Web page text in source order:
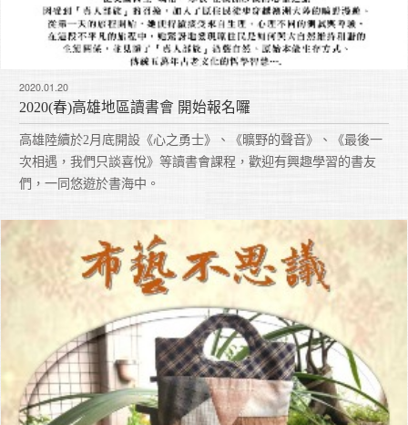
2020.01.20
2020(春)高雄地區讀書會 開始報名囉
高雄陸續於2月底開設《心之勇士》、《曠野的聲音》、《最後一
次相遇，我們只談喜悅》等讀書會課程，歡迎有興趣學習的書友
們，一同悠遊於書海中。